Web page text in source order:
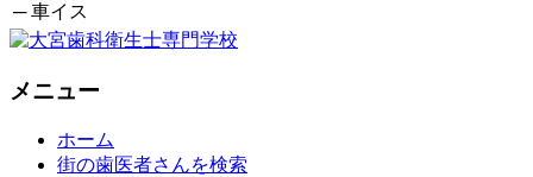
─ 車イス
メニュー
ホーム
街の歯医者さんを検索